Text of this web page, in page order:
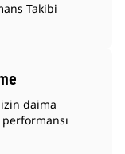
Takibi
daima
performansı